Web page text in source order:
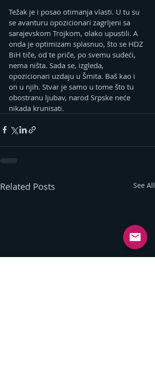
Težak je i posao otimanja vlasti. U tu su
se avanturu opozicionari zagrljeni sa
sarajevskom Trojkom, olako upustili. A
onda je optimizam splasnuo, što se HDZ
BiH tiče, od te priče, po svemu sudeći,
nema ništa. Sada se, izgleda,
opozicionari uzdaju u Šmita. Baš kao i
on u njih. Stvar je samo u tome što tu
obostranu ljubav, narod Srpske neće
nikada krunisati.
Related Posts See All